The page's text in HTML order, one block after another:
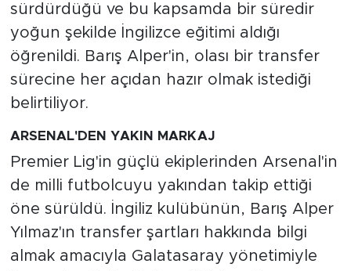
sürdürdüğü ve bu kapsamda bir süredir
yoğun şekilde İngilizce eğitimi aldığı
öğrenildi. Barış Alper'in, olası bir transfer
sürecine her açıdan hazır olmak istediği
belirtiliyor.
ARSENAL'DEN YAKIN MARKAJ
Premier Lig'in güçlü ekiplerinden Arsenal'in
de milli futbolcuyu yakından takip ettiği
öne sürüldü. İngiliz kulübünün, Barış Alper
Yılmaz'ın transfer şartları hakkında bilgi
almak amacıyla Galatasaray yönetimiyle